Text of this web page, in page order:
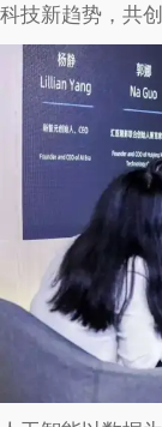
科技新趋势，共创